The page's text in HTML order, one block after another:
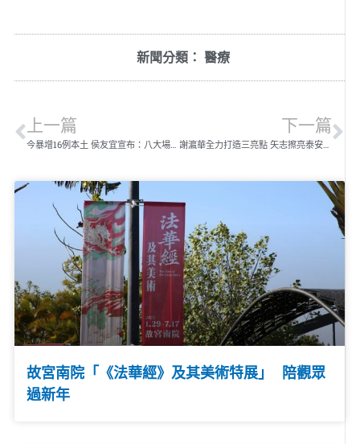
新聞分類： 醫療
上一篇
今暴增16例本土 侯友宜宣布：八大場所全部暫停營業！
下一篇
謝瀛華全力打造三亮點 矢志擦亮泰安醫院招牌
故宮南院「《法華經》及其美術特展」 陪觀眾
過新年